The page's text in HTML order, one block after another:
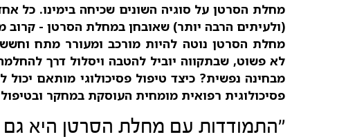
מחלת הסרטן על סוגיה השונים שכיחה בימינו. כל
(ולעיתים הרבה יותר) שאובחן במחלת הסרטן -
מחלת הסרטן נוטה להיות מורכב ומעורר מתח
לא פשוט, שבתקווה יוביל להטבה ויסלול דרך
מבחינה נפשית? כיצד טיפול פסיכולוגי מותאם יכול
פסיכולוגית רפואית מומחית העוסקת במחקר ובטיפול
"התמודדות עם מחלת הסרטן היא גם